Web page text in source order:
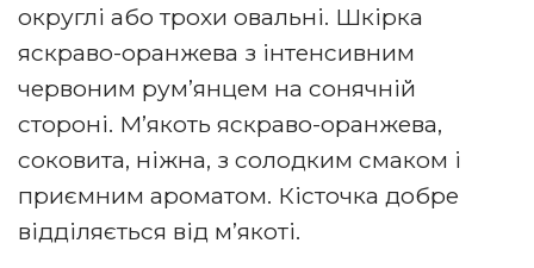
округлі або трохи овальні. Шкірка
яскраво-оранжева з інтенсивним
червоним рум’янцем на сонячній
стороні. М’якоть яскраво-оранжева,
соковита, ніжна, з солодким смаком і
приємним ароматом. Кісточка добре
відділяється від м’якоті.